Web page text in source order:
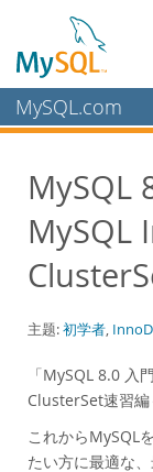
MySQL.com
服务
合作伙伴
客户
白皮书
演示文稿
演示
案例研究
Books
MySQL
MySQL
主题:初学者,
「MySQL 8.0
ClusterSet速習
これからMySQL
たい方に最適な